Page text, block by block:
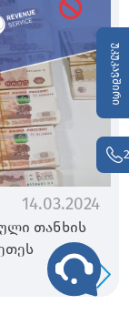
უკუკავშირი
14.03.2024
თანხის